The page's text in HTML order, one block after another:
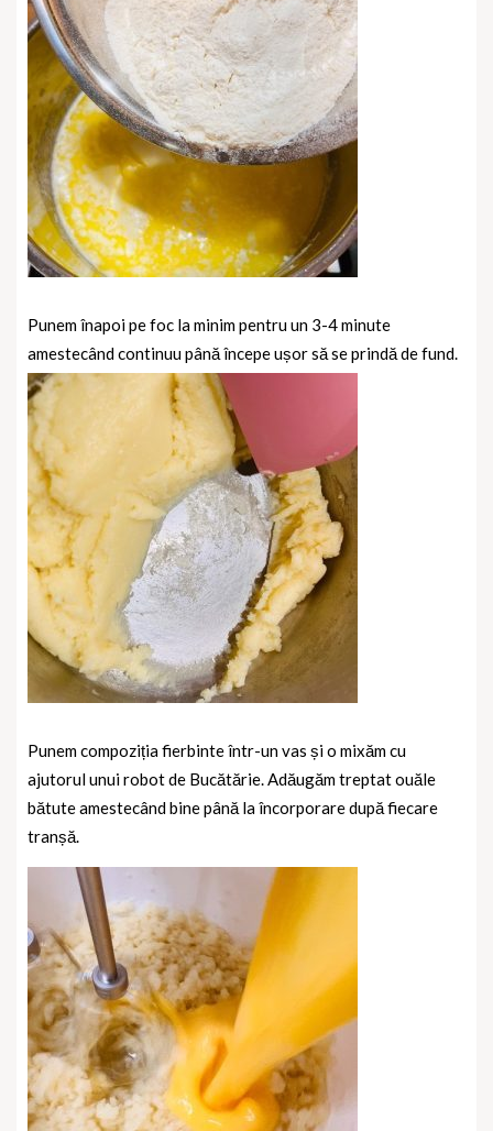
Punem înapoi pe foc la minim pentru un 3-4 minute
amestecând continuu până începe ușor să se prindă de fund.
Punem compoziția fierbinte într-un vas și o mixăm cu
ajutorul unui robot de Bucătărie.Adăugăm treptat ouăle
bătute amestecând bine până la încorporare după fiecare
tranșă.